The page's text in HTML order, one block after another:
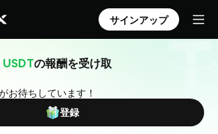
サインアップ
USDTの報酬を受け取
お待ちしています！
登録